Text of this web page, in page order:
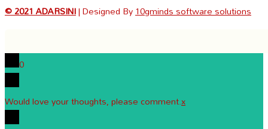
© 2021 ADARSINI| Designed By10gminds software solutions
0
Would love your thoughts, please comment.x